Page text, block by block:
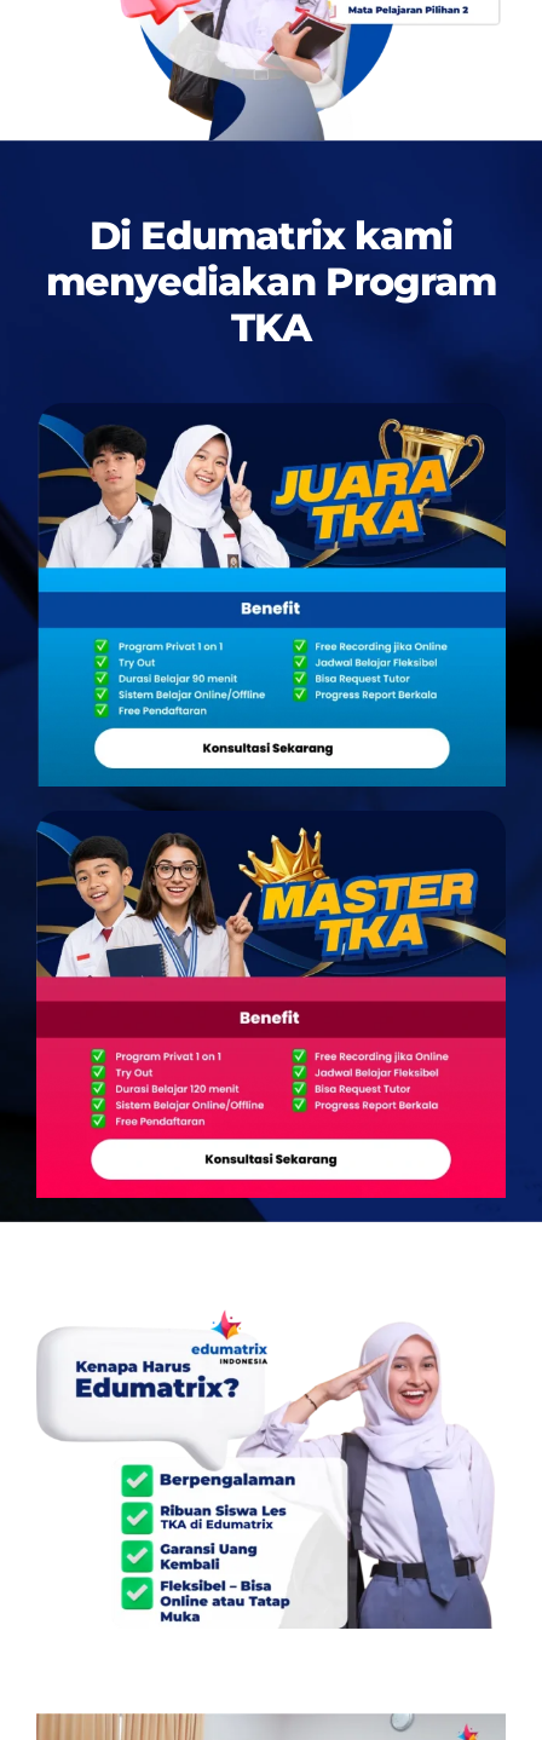
Di Edumatrix kami
menyediakan Program
TKA